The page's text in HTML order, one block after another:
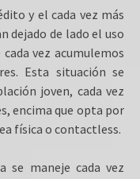
y el cada vez más
dejado de lado el uso
vez acumulemos
Esta situación se
joven, cada vez
encima que opta por
física o contactless.
se maneje cada vez